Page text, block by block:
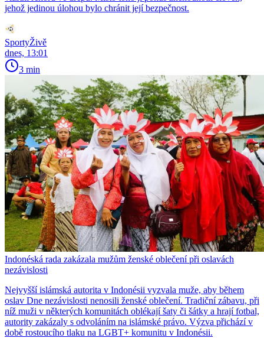
jehož jedinou úlohou bylo chránit její bezpečnost.
SportyŽivě
dnes, 13:01
3 min
Indonéská rada zakázala mužům ženské oblečení při oslavách
nezávislosti
Nejvyšší islámská autorita v Indonésii vyzvala muže, aby během
oslav Dne nezávislosti nenosili ženské oblečení. Tradiční zábavu, při
níž muži v některých komunitách oblékají šaty či šátky a hrají fotbal,
autority zakázaly s odvoláním na islámské právo. Výzva přichází v
době rostoucího tlaku na LGBT+ komunitu v Indonésii.